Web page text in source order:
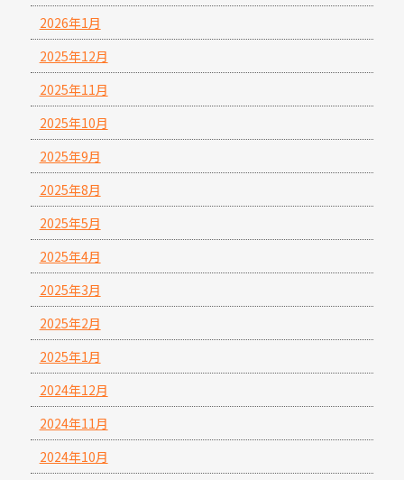
2026年1月
2025年12月
2025年11月
2025年10月
2025年9月
2025年8月
2025年5月
2025年4月
2025年3月
2025年2月
2025年1月
2024年12月
2024年11月
2024年10月